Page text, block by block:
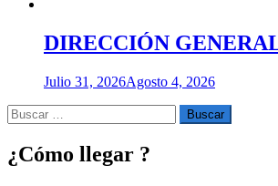
DIRECCIÓN
Julio 31, 2026Agosto 4, 2026
Buscar
por:
¿Cómo llegar ?